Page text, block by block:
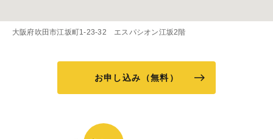
大阪府吹田市江坂町1-23-32 エスパシオン江坂2階
お申し込み（無料）